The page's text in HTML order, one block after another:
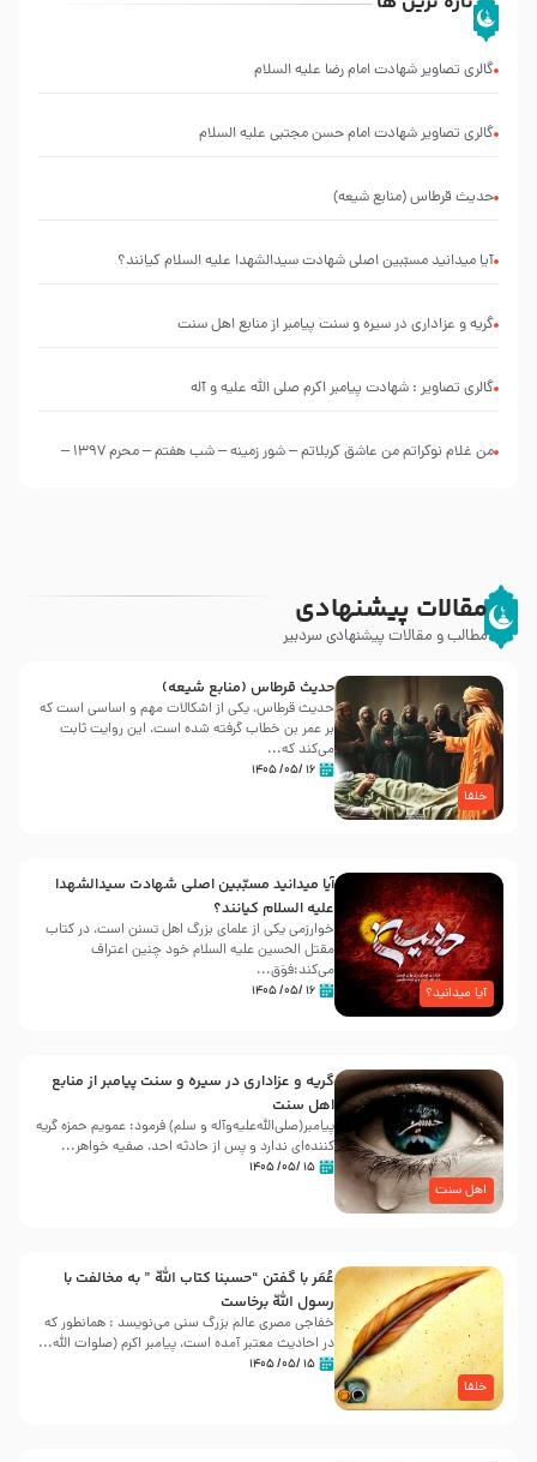
گالری تصاویر شهادت امام رضا علیه السلام
گالری تصاویر شهادت امام حسن مجتبی علیه السلام
حدیث قرطاس (منابع شیعه)
آیا میدانید مسبّبین اصلی شهادت سیدالشهدا علیه ‌السلام کیانند؟
گریه و عزاداری در سیره و سنت پیامبر از منابع اهل سنت
گالری تصاویر : شهادت پیامبر اکرم صلی الله علیه و آله
من غلام نوکراتم من عاشق کربلاتم – شور زمینه – شب هفتم – محرم 1397 –
مقالات پیشنهادی
مطالب و مقالات پیشنهادی سردبیر
خلفا
حدیث قرطاس (منابع شیعه)
حدیث قرطاس، یکی از اشکالات مهم و اساسی است که
بر عمر بن خطاب گرفته شده است، این روایت ثابت
می‌کند که...
۱۶ /۰۵/ ۱۴۰۵
آیا میدانید؟
آیا میدانید مسبّبین اصلی شهادت سیدالشهدا
علیه ‌السلام کیانند؟
خوارزمی یکی از علمای بزرگ اهل تسنن است، در کتاب
مقتل الحسین علیه ‌السلام خود چنین اعتراف
می‌کند:فوَق...
۱۶ /۰۵/ ۱۴۰۵
اهل سنت
گریه و عزاداری در سیره و سنت پیامبر از منابع
اهل سنت
پیامبر(صلی‌الله‌علیه‌وآله و سلم) فرمود: عمویم حمزه گریه
کننده‌ای ندارد و پس از حادثه احد، صفیه خواهر...
۱۵ /۰۵/ ۱۴۰۵
خلفا
عُمَر با گفتن “حسبنا كتاب اللّه ” به مخالفت با
رسول اللّه برخاست
خفاجی مصری عالم بزرگ سنی می‌نویسد : همانطور که
در احادیث معتبر آمده است، پیامبر اکرم (صلوات اللّه...
۱۵ /۰۵/ ۱۴۰۵